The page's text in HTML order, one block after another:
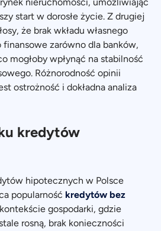
nieruchomości, umożliwiając
start w dorosłe życie. Z drugiej
że brak wkładu własnego
zarówno dla banków,
mogłoby wpłynąć na stabilność
Różnorodność opinii
ostrożność i dokładna analiza
kredytów
hipotecznych w Polsce
popularność kredytów bez
gospodarki, gdzie
rosną, brak konieczności